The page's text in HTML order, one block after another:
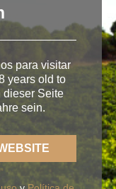
publicar un
para visitar
years old to
dieser Seite
sein.